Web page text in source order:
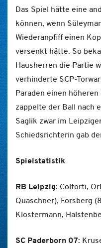
Das Spiel hätte eine
können, wenn
Wiederanpfiff einen
versenkt hätte. So
Hausherren die Partie
verhinderte SCP-
Paraden einen
zappelte der Ball nach
Saglik zwar im
Schiedsrichterin gab
Spielstatistik
RB Leipzig: Coltorti,
Quaschner), Forsberg
Klostermann,
SC Paderborn 07: